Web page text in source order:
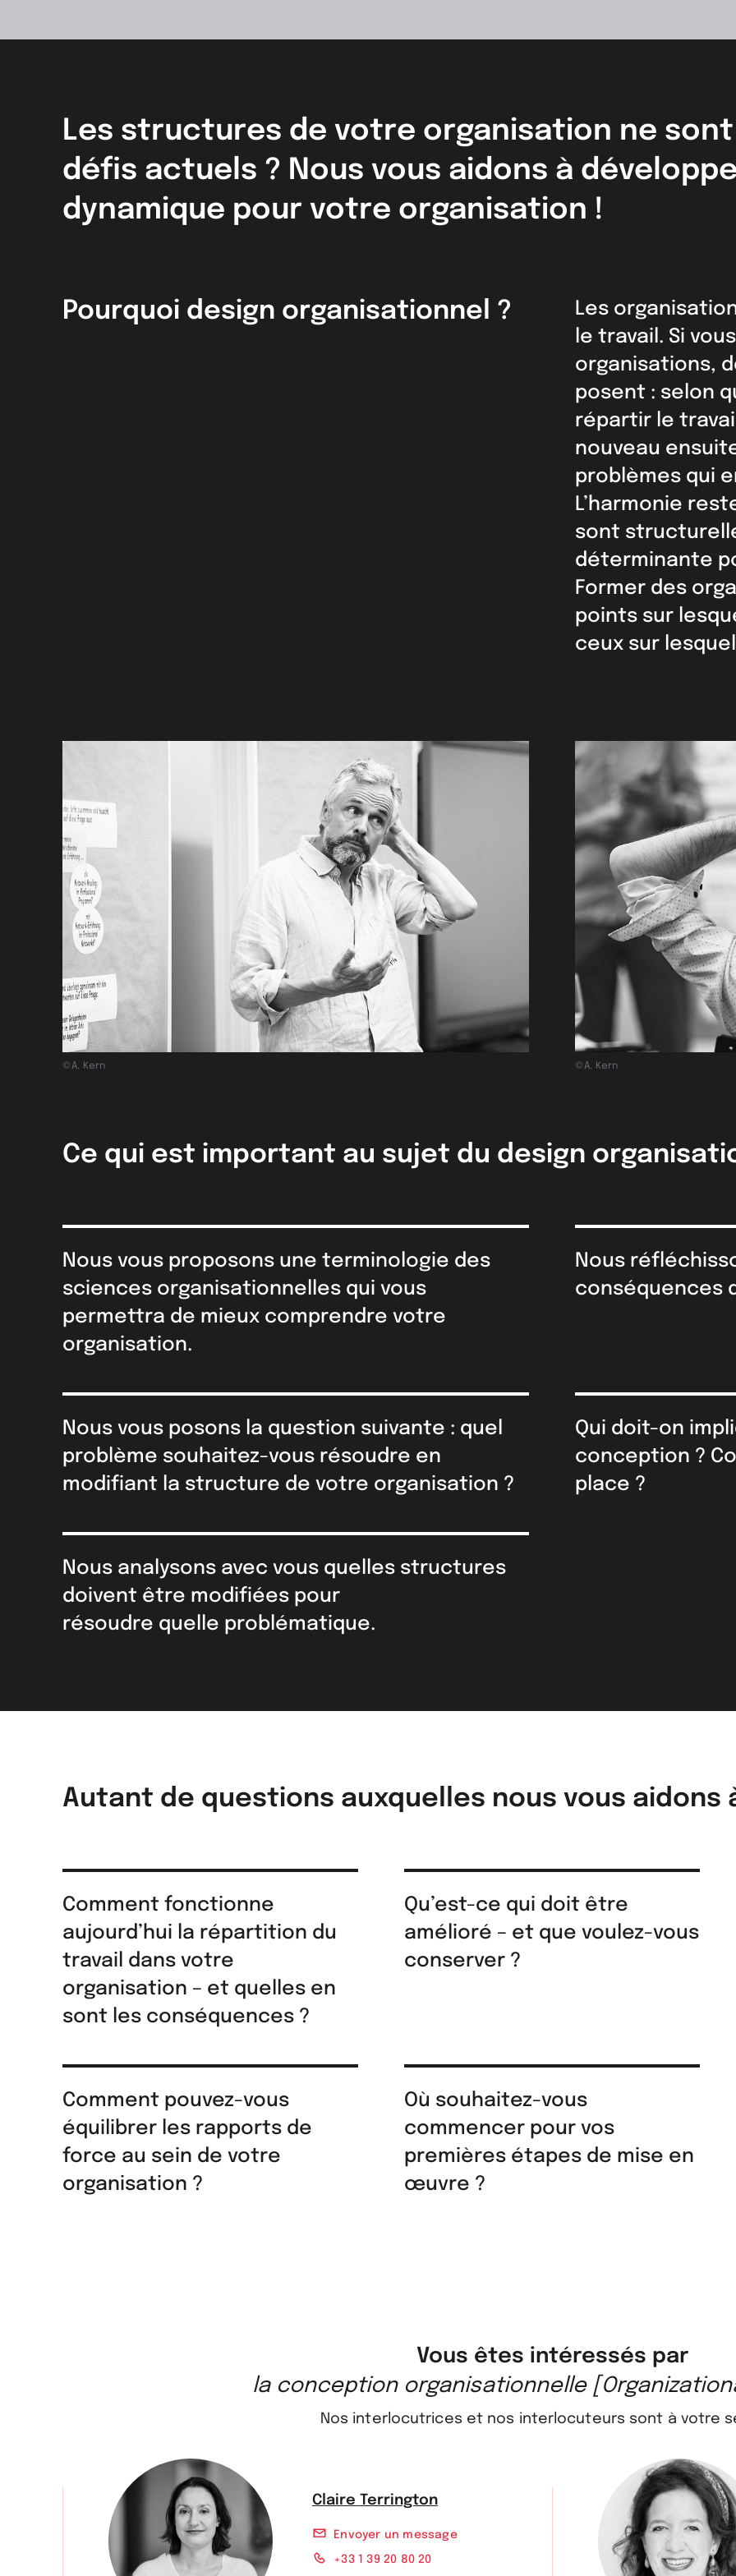
Les structures de votre organisation ne
défis actuels ? Nous vous aidons à
dynamique pour votre organisation !
Pourquoi design organisationnel ?
Les
le travail. Si
organisations,
posent : selon
répartir le
nouveau
problèmes qui
L’harmonie
sont
déterminante
Former des
points sur
ceux sur
©A. Kern ©A. Kern
Ce qui est important au sujet du design
Nous vous proposons une terminologie des
sciences organisationnelles qui vous
permettra de mieux comprendre votre
organisation.
Nous
conséquences
Nous vous posons la question suivante : quel
problème souhaitez-vous résoudre en
modifiant la structure de votre organisation ?
Qui doit-on
conception ?
place ?
Nous analysons avec vous quelles structures
doivent être modifiées pour
résoudre quelle problématique.
Autant de questions auxquelles nous vous aidons
Comment fonctionne
aujourd’hui la répartition du
travail dans votre
organisation – et quelles en
sont les conséquences ?
Qu’est-ce qui doit être
amélioré – et que voulez-vous
conserver ?
Comment pouvez-vous
équilibrer les rapports de
force au sein de votre
organisation ?
Où souhaitez-vous
commencer pour vos
premières étapes de mise en
œuvre ?
Vous êtes intéressés par
la conception organisationnelle
Nos interlocutrices et nos interlocuteurs sont à votre
Claire Terrington
Envoyer un message
+33 1 39 20 80 20